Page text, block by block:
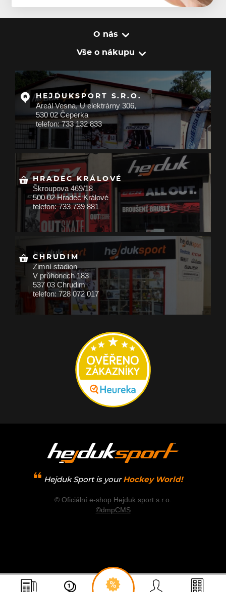
O nás
Vše o nákupu
HEJDUKSPORT S.R.O.
Areál Vesna, U elektrárny 306,
530 02 Čeperka
telefon: 733 132 833
HRADEC KRÁLOVÉ
Škroupova 469/18
500 02 Hradec Králové
telefon: 733 739 881
CHRUDIM
Zimní stadion
V průhonech 183
537 03 Chrudim
telefon: 728 072 017
Hejduk Sport is your Hockey World!
© Oficiální e-shop Hejduk sport s.r.o.
©dmpCMS